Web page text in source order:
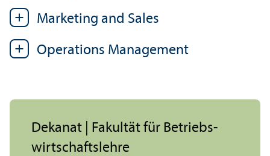
Marketing and Sales
Operations Management
Dekanat | Fakultät für Betriebs­
wirtschafts­lehre